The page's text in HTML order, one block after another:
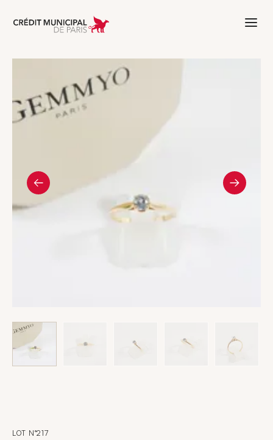
Aller à l'accueil de Crédit Municipal
LOT N°217